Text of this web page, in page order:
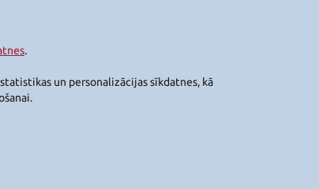
.
un personalizācijas sīkdatnes, kā